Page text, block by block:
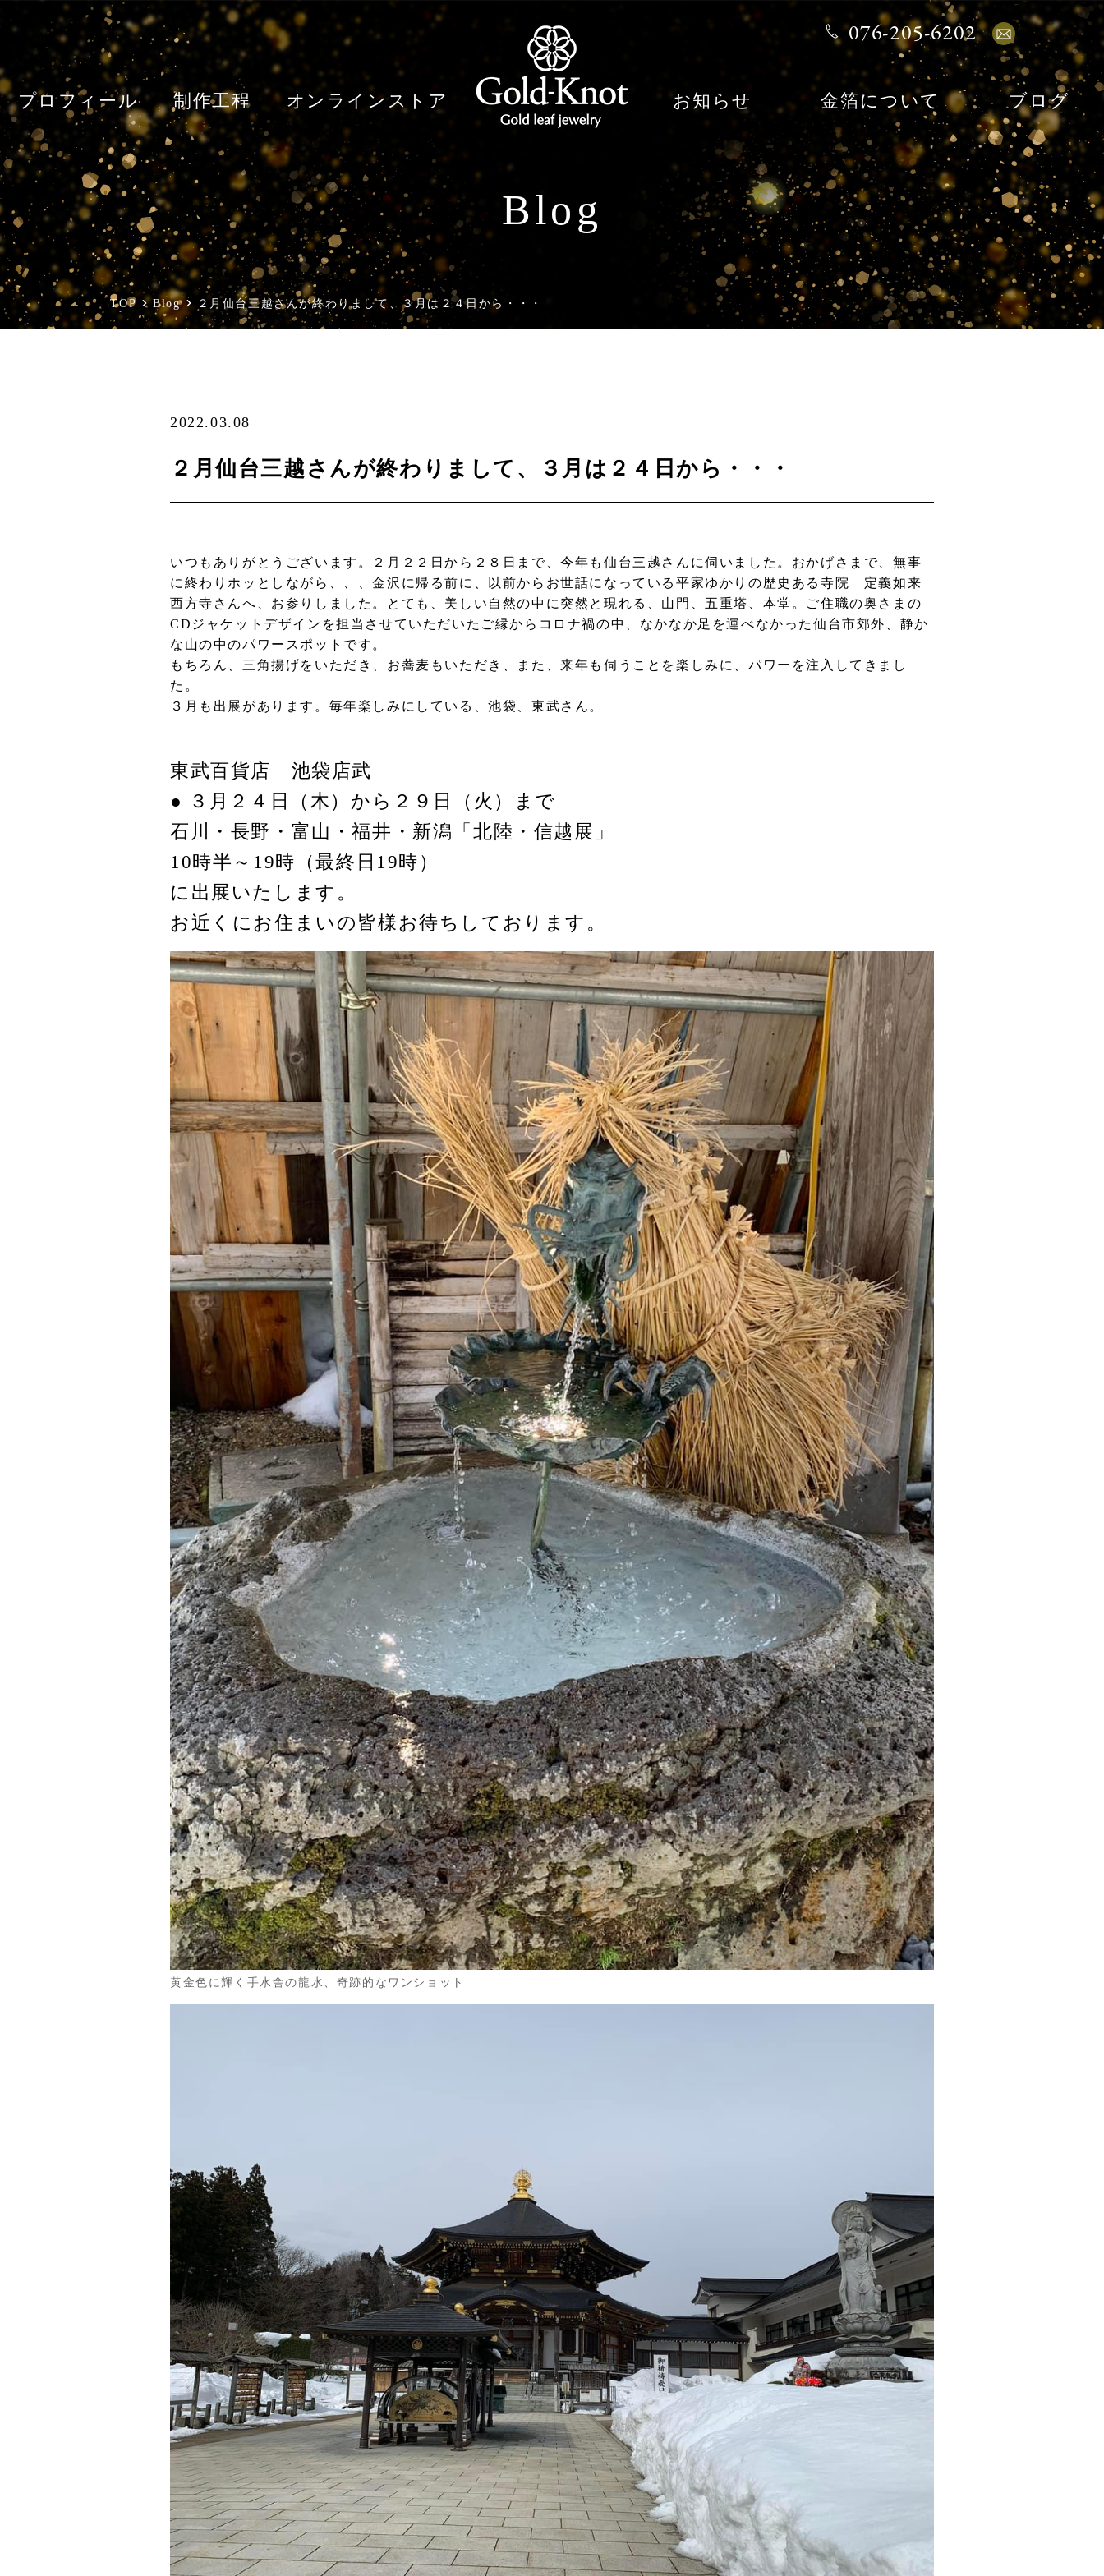
プロフィール 制作工程 オンラインストア お知らせ 金箔について ブログ
076-205-6202
Blog
TOP Blog ２月仙台三越さんが終わりまして、３月は２４日から・・・
2022.03.08
２月仙台三越さんが終わりまして、３月は２４日から・・・
いつもありがとうございます。２月２２日から２８日まで、今年も仙台三越さんに伺いました。おかげさまで、無事
に終わりホッとしながら、、、金沢に帰る前に、以前からお世話になっている平家ゆかりの歴史ある寺院 定義如来
西方寺さんへ、お参りしました。とても、美しい自然の中に突然と現れる、山門、五重塔、本堂。ご住職の奥さまの
CDジャケットデザインを担当させていただいたご縁からコロナ禍の中、なかなか足を運べなかった仙台市郊外、静か
な山の中のパワースポットです。
もちろん、三角揚げをいただき、お蕎麦もいただき、また、来年も伺うことを楽しみに、パワーを注入してきまし
た。
３月も出展があります。毎年楽しみにしている、池袋、東武さん。
東武百貨店 池袋店武
● ３月２４日（木）から２９日（火）まで
石川・長野・富山・福井・新潟「北陸・信越展」
10時半～19時（最終日19時）
に出展いたします。
お近くにお住まいの皆様お待ちしております。
黄金色に輝く手水舎の龍水、奇跡的なワンショット